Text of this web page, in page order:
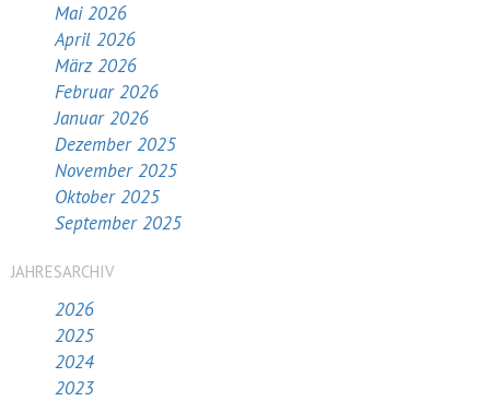
Mai 2026
April 2026
März 2026
Februar 2026
Januar 2026
Dezember 2025
November 2025
Oktober 2025
September 2025
JAHRESARCHIV
2026
2025
2024
2023